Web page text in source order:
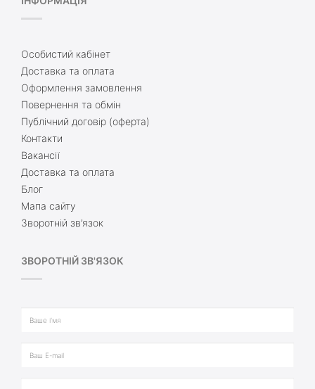
Особистий кабінет
Доставка та оплата
Оформлення замовлення
Повернення та обмін
Публічний договір (оферта)
Контакти
Вакансії
Доставка та оплата
Блог
Мапа сайту
Зворотній зв’язок
ЗВОРОТНІЙ ЗВ'ЯЗОК